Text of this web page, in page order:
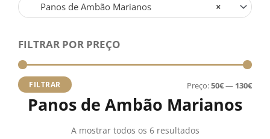
×
Panos de Ambão Marianos
FILTRAR POR PREÇO
FILTRAR Preço:50€— 130€
Panos de Ambão Marianos
A mostrar todos os 6 resultados